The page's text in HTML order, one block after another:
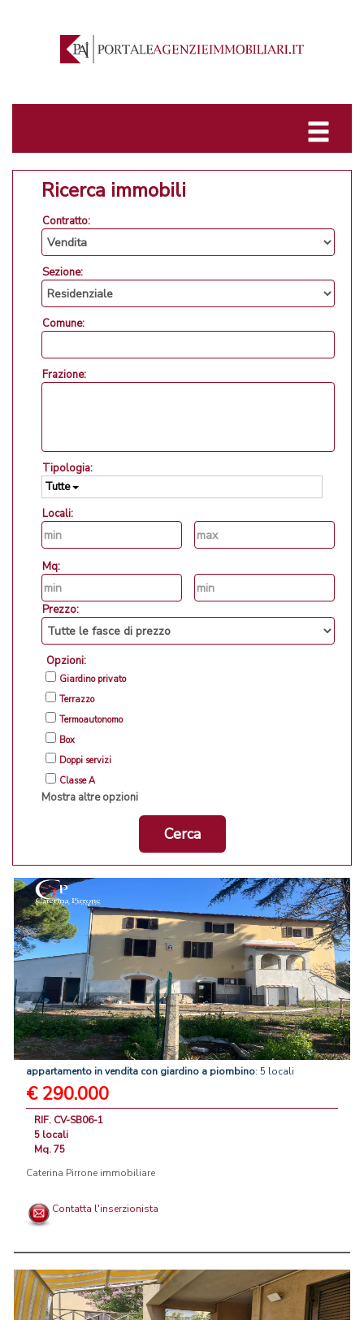
Ricerca immobili
Contratto:
Sezione:
Comune:
Frazione:
Tipologia:
Tutte
Locali:
Mq:
Prezzo:
Opzioni:
Giardino privato
Terrazzo
Termoautonomo
Box
Doppi servizi
Classe A
Mostra altre opzioni
Cerca
appartamento invendita con giardino a piombino: 5 locali
€ 290.000
RIF. CV-SB06-1
5 locali
Mq. 75
Caterina Pirrone immobiliare
Contatta l'inserzionista